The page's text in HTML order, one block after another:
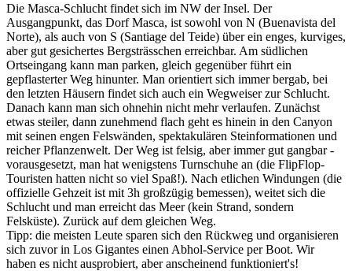
Die Masca-Schlucht findet sich im NW der Insel. Der
Ausgangpunkt, das Dorf Masca, ist sowohl von N (Buenavista del
Norte), als auch von S (Santiage del Teide) über ein enges, kurviges,
aber gut gesichertes Bergsträsschen erreichbar. Am südlichen
Ortseingang kann man parken, gleich gegenüber führt ein
gepflasterter Weg hinunter. Man orientiert sich immer bergab, bei
den letzten Häusern findet sich auch ein Wegweiser zur Schlucht.
Danach kann man sich ohnehin nicht mehr verlaufen. Zunächst
etwas steiler, dann zunehmend flach geht es hinein in den Canyon
mit seinen engen Felswänden, spektakulären Steinformationen und
reicher Pflanzenwelt. Der Weg ist felsig, aber immer gut gangbar -
vorausgesetzt, man hat wenigstens Turnschuhe an (die FlipFlop-
Touristen hatten nicht so viel Spaß!). Nach etlichen Windungen (die
offizielle Gehzeit ist mit 3h großzügig bemessen), weitet sich die
Schlucht und man erreicht das Meer (kein Strand, sondern
Felsküste). Zurück auf dem gleichen Weg.
Tipp: die meisten Leute sparen sich den Rückweg und organisieren
sich zuvor in Los Gigantes einen Abhol-Service per Boot. Wir
haben es nicht ausprobiert, aber anscheinend funktioniert's!